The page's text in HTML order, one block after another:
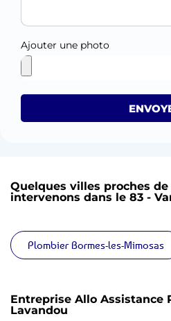
Ajouter une photo
Quelques villes proches
intervenons dans le 83 -
Plombier Bormes-les-Mimosas
Entreprise Allo Assistance
Lavandou